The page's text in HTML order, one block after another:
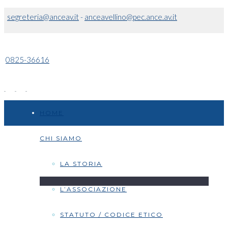
segreteria@anceav.it- anceavellino@pec.ance.av.it
0825-36616
CHI SIAMO
LA STORIA
L’ASSOCIAZIONE
STATUTO / CODICE ETICO